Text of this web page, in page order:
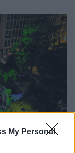
My Personal